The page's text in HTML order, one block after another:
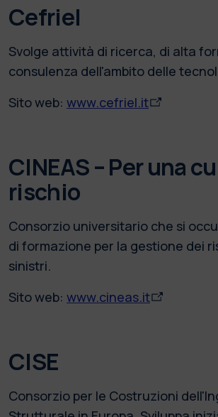
Cefriel
Svolge attività di ricerca, di alta
consulenza dell'ambito delle
Sito web: www.cefriel.it
CINEAS – Per una
rischio
Consorzio universitario che si
di formazione per la gestione dei
sinistri.
Sito web: www.cineas.it
CISE
Consorzio per le Costruzioni